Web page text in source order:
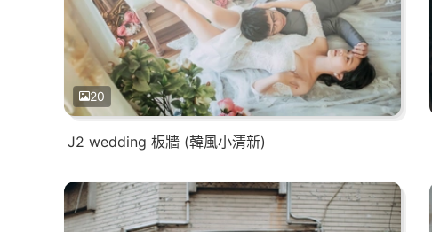
20
J2 wedding 板牆 (韓風小清新)